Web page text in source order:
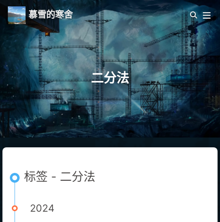
慕雪的寒舍
二分法
标签 - 二分法
2024